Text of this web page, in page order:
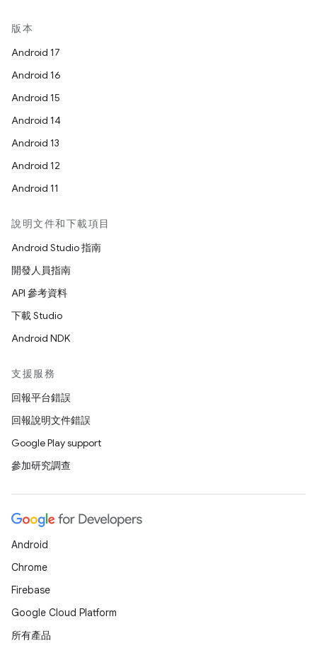
版本
Android 17
Android 16
Android 15
Android 14
Android 13
Android 12
Android 11
說明文件和下載項目
Android Studio 指南
開發人員指南
API 參考資料
下載 Studio
Android NDK
支援服務
回報平台錯誤
回報說明文件錯誤
Google Play support
參加研究調查
Android
Chrome
Firebase
Google Cloud Platform
所有產品